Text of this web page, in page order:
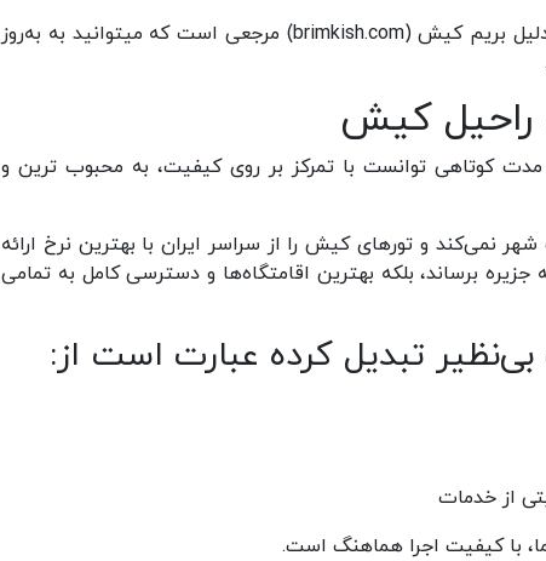
ما میدانیم اعتماد در سفر حرف اول را میزند، به همین دلیل بریم کیش (brimkish.com) مرجعی است که میتوانید به به‌روز
کیش
آغاز کرد و در مدت کوتاهی توانست با تمرکز بر روی کیفیت، به محبوب ترین و
و تورهای کیش را از سراسر ایران با بهترین نرخ ارائه
برساند، بلکه بهترین اقامتگاه‌ها و دسترسی کامل به تمامی
تبدیل کرده عبارت است از:
از خدمات
با کیفیت اجرا هماهنگ است.